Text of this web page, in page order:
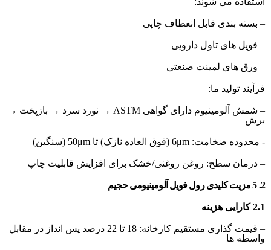
– بسته بندی قابل انعطاف چاپی
– فویل های تاول دارویی
– ورق های لمینت صنعتی
فرآیند تولید ما:
– شمش آلومینیوم دارای گواهی ASTM → نورد سرد → بازپخت →
برش
- محدوده ضخامت: 6μm (فوق العاده نازک) تا 50μm (سنگین)
– درمان سطح: روغن روغنی/خشک برای افزایش قابلیت چاپ
2. 5 مزیت کلیدی رول فویل آلومینیومی حجیم
2.1 کارایی هزینه
– قیمت گذاری مستقیم کارخانه: 18 تا 22 درصد پس انداز در مقابل
واسطه ها